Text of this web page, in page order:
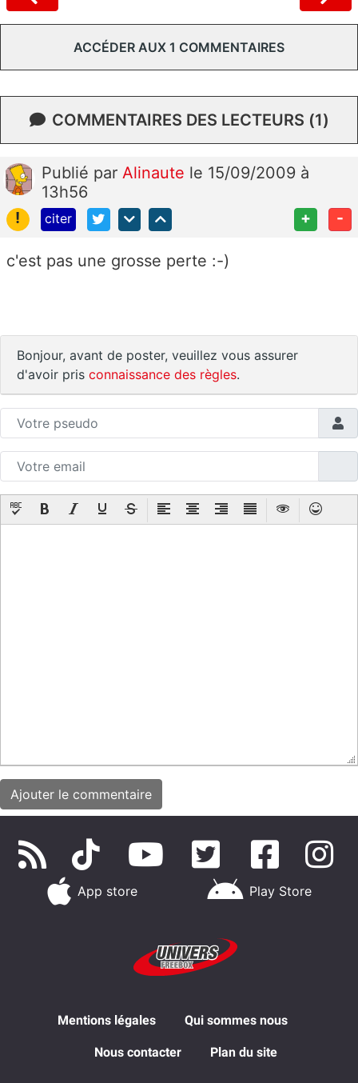
ACCÉDER AUX 1 COMMENTAIRES
COMMENTAIRES DES LECTEURS (1)
Publié par Alinaute le 15/09/2009 à
13h56
!
citer + -
c'est pas une grosse perte :-)
Bonjour, avant de poster, veuillez vous assurer
d'avoir pris connaissance des règles.
App store Play Store
Mentions légales Qui sommes nous
Nous contacter Plan du site